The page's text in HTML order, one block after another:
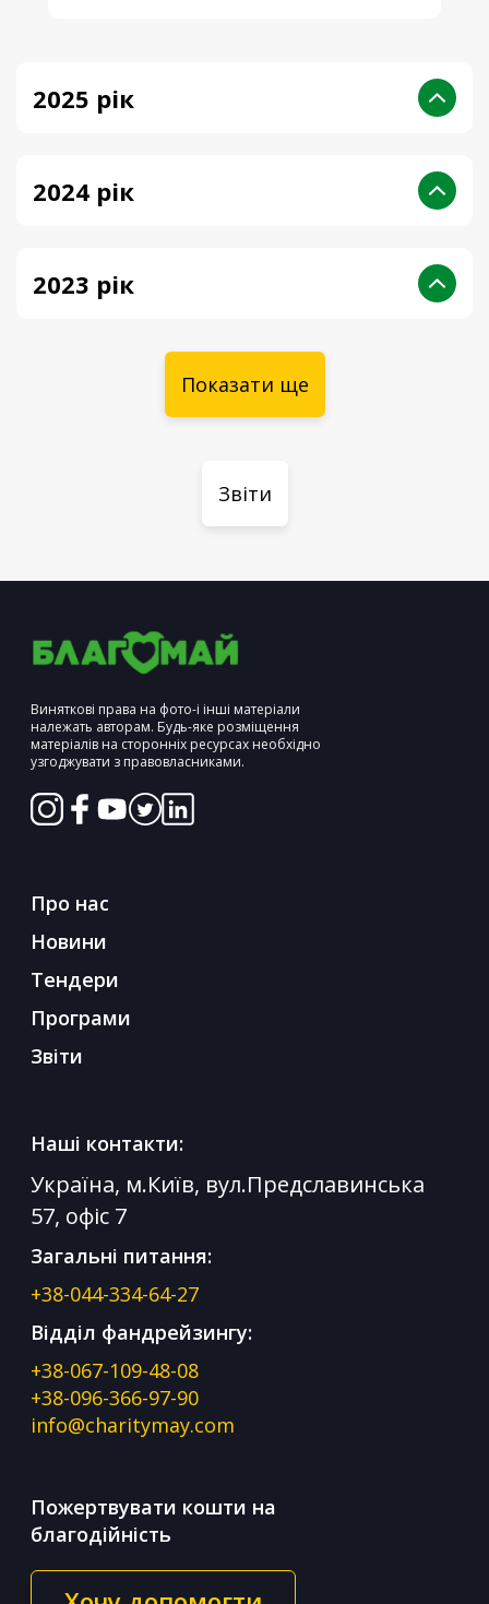
2025 рік
2024 рік
2023 рік
Показати ще
Звіти
Виняткові права на фото-і інші матеріали
належать авторам. Будь-яке розміщення
матеріалів на сторонніх ресурсах необхідно
узгоджувати з правовласниками.
Про нас
Новини
Тендери
Програми
Звіти
Наші контакти:
Україна, м.Київ, вул.Предславинська
57, офіс 7
Загальні питання:
+38-044-334-64-27
Відділ фандрейзингу:
+38-067-109-48-08
+38-096-366-97-90
info@charitymay.com
Пожертвувати кошти на
благодійність